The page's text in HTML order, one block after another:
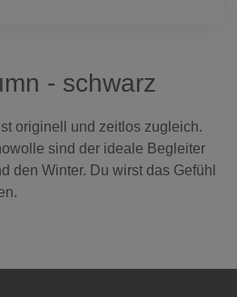
- schwarz
originell und zeitlos zugleich.
sind der ideale Begleiter
den Winter. Du wirst das Gefühl